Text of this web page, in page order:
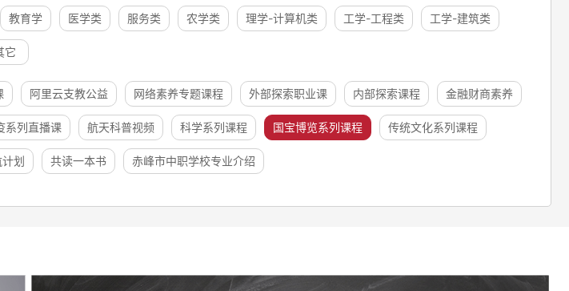
教育学 医学类 服务类 农学类 理学-计算机类 工学-工程类 工学-建筑类
它
阿里云支教公益 网络素养专题课程 外部探索职业课 内部探索课程 金融财商素养
系列直播课 航天科普视频 科学系列课程 国宝博览系列课程 传统文化系列课程
划 共读一本书 赤峰市中职学校专业介绍